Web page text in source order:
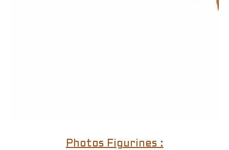
Photos Figurines :